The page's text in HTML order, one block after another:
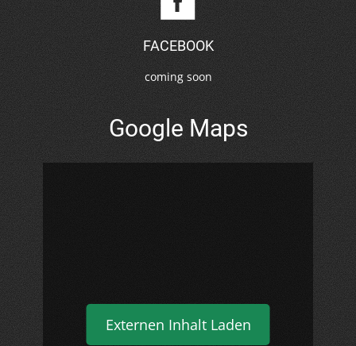
FACEBOOK
coming soon
Google Maps
Externen Inhalt Laden